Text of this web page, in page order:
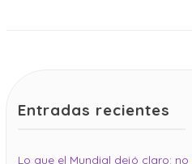
Entradas recientes
Lo que el Mundial dejó claro: